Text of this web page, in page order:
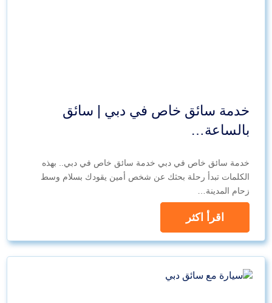
خدمة سائق خاص في دبي | سائق
بالساعة…
خدمة سائق خاص في دبي خدمة سائق خاص في دبي.. بهذه
الكلمات تبدأ رحلة بحثك عن شخص أمين يقودك بسلام وسط
زحام المدينة…
اقرأ اكثر